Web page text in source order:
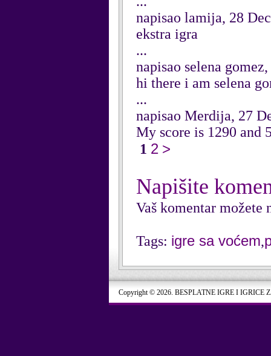
napisao lamija, 28
ekstra igra
...
napisao selena
hi there i am selena
...
napisao Merdija, 27
My score is 1290 and
1 2 >
Napišite
Vaš komentar možete
Tags: igre sa voćem,
Copyright © 2026. BESPLATNE IGRE I IGRICE